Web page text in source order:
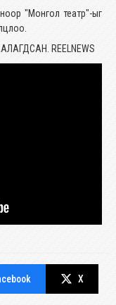
"Монгол театр"-ыг
REELNEWS
X